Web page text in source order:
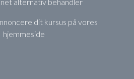
dit kursus på vores
hjemmeside